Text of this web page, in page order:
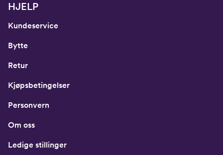
HJELP
Kundeservice
Bytte
Retur
Kjøpsbetingelser
Personvern
Om oss
Ledige stillinger